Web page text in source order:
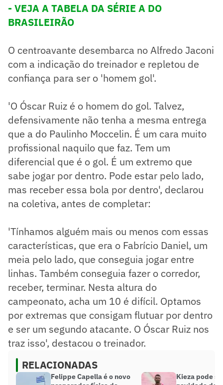
- VEJA A TABELA DA SÉRIE A DO
BRASILEIRÃO
O centroavante desembarca no Alfredo Jaconi
com a indicação do treinador e repletou de
confiança para ser o 'homem gol'.
'O Óscar Ruiz é o homem do gol. Talvez,
defensivamente não tenha a mesma entrega
que a do Paulinho Moccelin. É um cara muito
profissional naquilo que faz. Tem um
diferencial que é o gol. É um extremo que
sabe jogar por dentro. Pode estar pelo lado,
mas receber essa bola por dentro', declarou
na coletiva, antes de completar:
'Tínhamos alguém mais ou menos com essas
características, que era o Fabrício Daniel, um
meia pelo lado, que conseguia jogar entre
linhas. Também conseguia fazer o corredor,
receber, terminar. Nesta altura do
campeonato, acha um 10 é difícil. Optamos
por extremas que consigam flutuar por dentro
e ser um segundo atacante. O Óscar Ruiz nos
traz isso', destacou o treinador.
RELACIONADAS
Felippe Capella é o novo
Kieza pode